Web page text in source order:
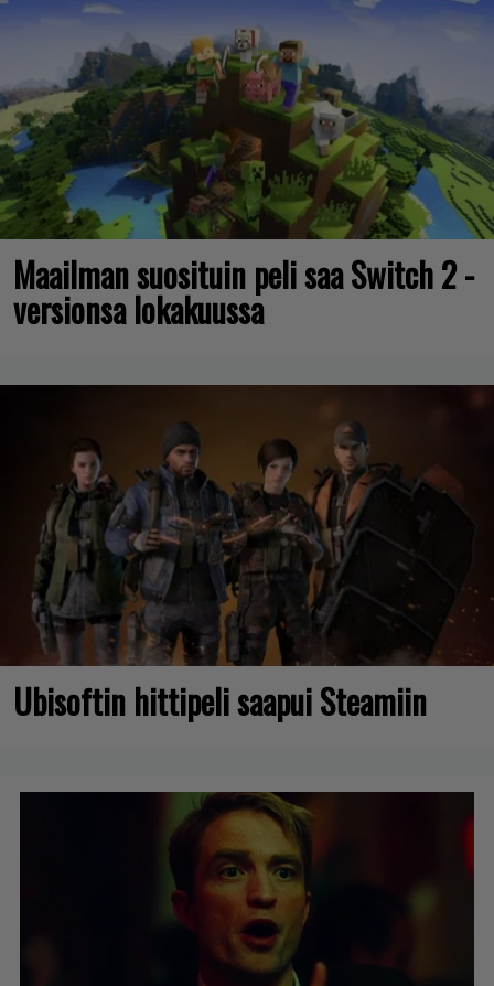
Maailman suosituin peli saa Switch 2 -
versionsa lokakuussa
Ubisoftin hittipeli saapui Steamiin